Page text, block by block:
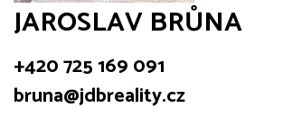
JAROSLAV BRŮNA
+420 725 169 091
bruna@jdbreality.cz